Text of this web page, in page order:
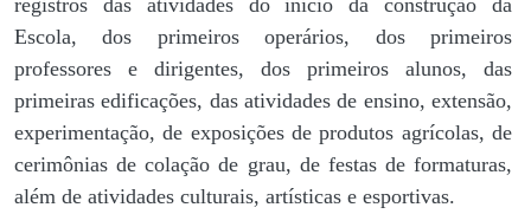
registros das atividades do início da construção da
Escola, dos primeiros operários, dos primeiros
professores e dirigentes, ​dos primeiros alunos, das
primeiras edificações, das atividades de ensino, extensão,
experimentação, de exposições de produtos agrícolas, de
cerimônias de colação de grau, de festas de formaturas,
além de atividades culturais, artísticas e esportivas.